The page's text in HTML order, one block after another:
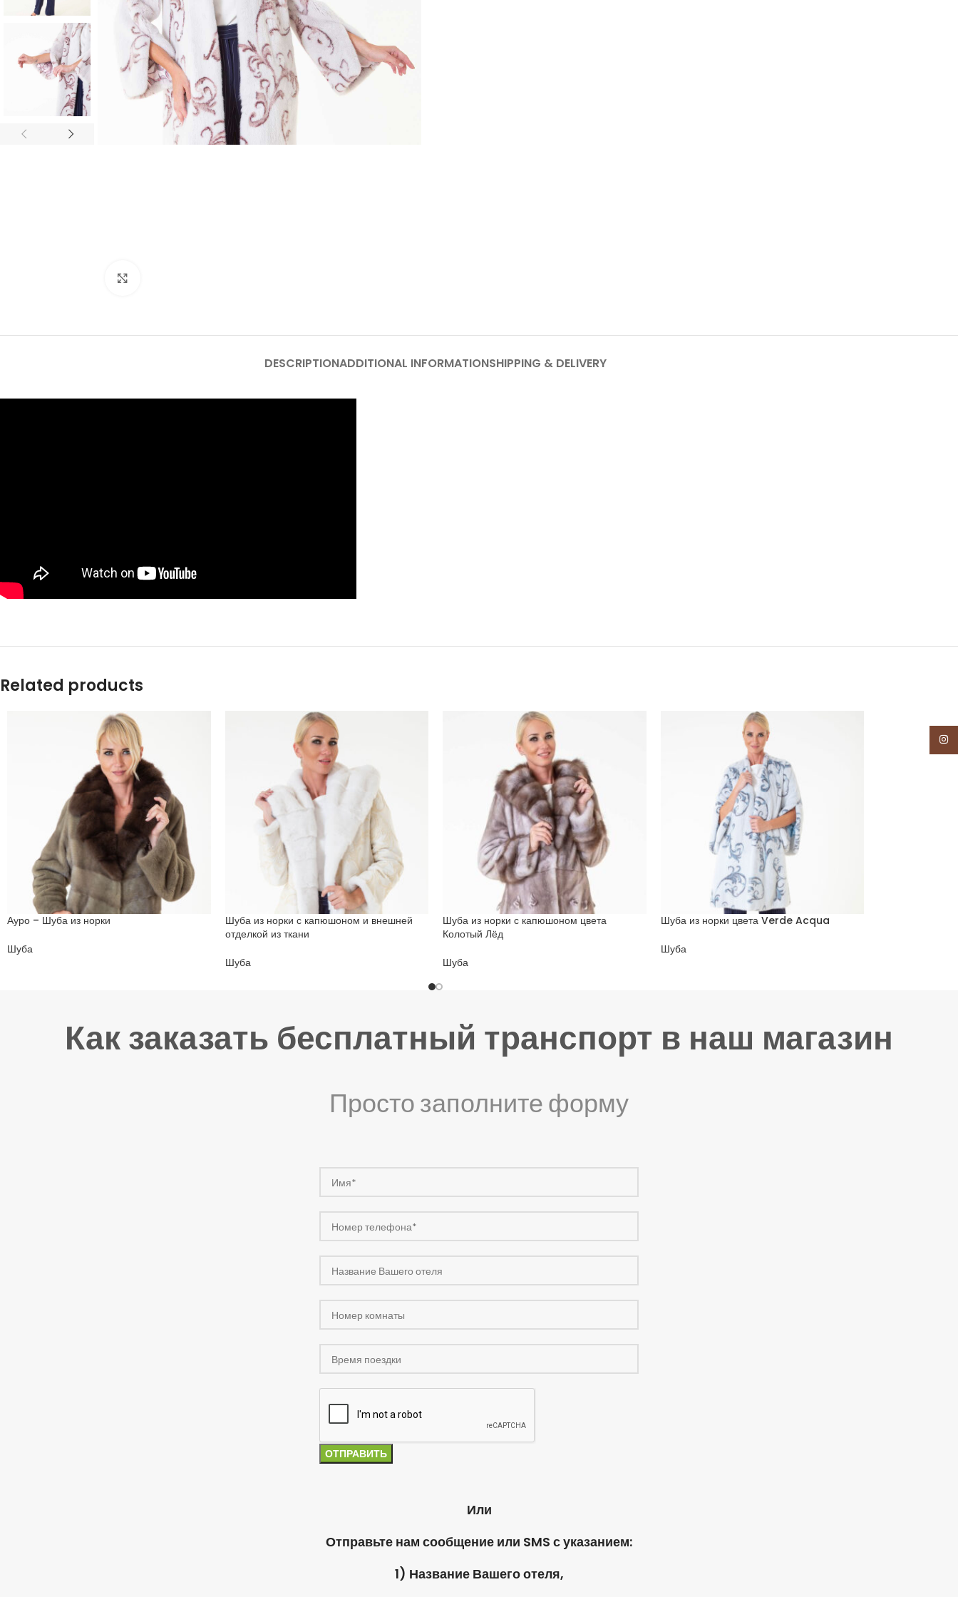
DESCRIPTIONADDITIONAL INFORMATIONSHIPPING & DELIVERY
Related products
Ауро – Шуба из норки
Шуба
Шуба из норки с капюшоном и внешней
отделкой из ткани
Шуба
Шуба из норки с капюшоном цвета
Колотый Лёд
Шуба
Шуба из норки цвета Verde Acqua
Шуба
Как заказать бесплатный транспорт в наш магазин
Просто заполните форму
Или
Отправьте нам сообщение или SMS с указанием:
1) Название Вашего отеля,